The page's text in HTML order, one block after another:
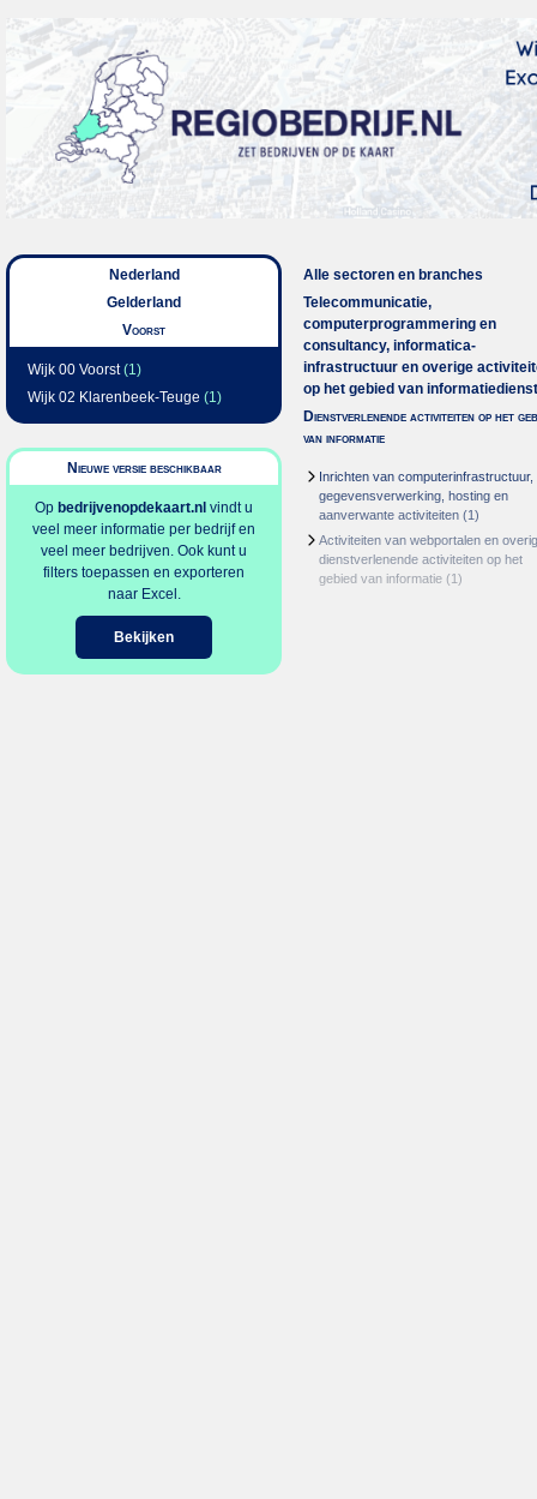
Nederland
Gelderland
Voorst
Wijk 00 Voorst(1)
Wijk 02 Klarenbeek-Teuge (1)
Nieuwe versie beschikbaar
Op bedrijvenopdekaart.nl vindt u
veel meer informatie per bedrijf en
veel meer bedrijven. Ook kunt u
filters toepassen en exporteren
naar Excel.
Bekijken
Alle sectoren en branches
Telecommunicatie,
computerprogrammering en
consultancy, informatica-
infrastructuur en overige
op het gebied van
Dienstverlenende activiteiten op het
van informatie
Inrichten van computerinfrastructuur,
gegevensverwerking, hosting en
aanverwante activiteiten (1)
Activiteiten van webportalen en
dienstverlenende activiteiten op het
gebied van informatie (1)